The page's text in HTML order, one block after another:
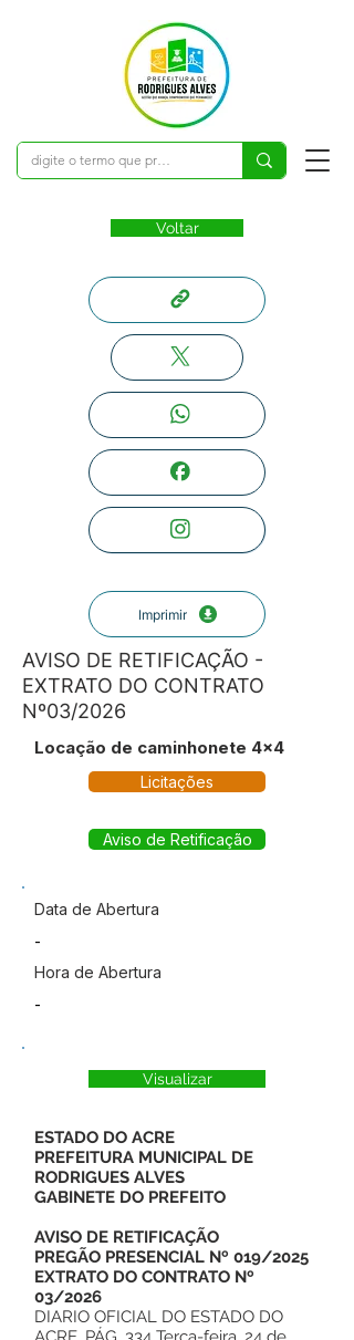
Voltar
Imprimir
AVISO DE RETIFICAÇÃO -
EXTRATO DO CONTRATO
Nº03/2026
Locação de caminhonete 4x4
Licitações
Aviso de Retificação
Data de Abertura
-
Hora de Abertura
-
Visualizar
ESTADO DO ACRE
PREFEITURA MUNICIPAL DE
RODRIGUES ALVES
GABINETE DO PREFEITO
AVISO DE RETIFICAÇÃO
PREGÃO PRESENCIAL Nº 019/2025
EXTRATO DO CONTRATO Nº
03/2026
DIARIO OFICIAL DO ESTADO DO